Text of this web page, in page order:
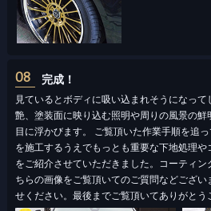
08 完成！
見ているとボディに吸い込まれそうになっ
艶、塗装面に映り込む照明や周りの風景の
目に浮かびます。 ご覧頂いた作業手順を追
を施工するうえでもっとも重要な下地処理
をご紹介させていただきました。コーティ
ちらの画像をご覧頂いてのご質問などござ
せください。最後までご覧頂いてありがとう